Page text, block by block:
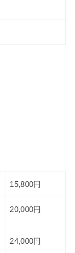
15,800円
20,000円
24,000円